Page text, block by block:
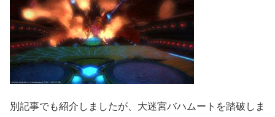
別記事でも紹介しましたが、大迷宮バハムートを踏破しま